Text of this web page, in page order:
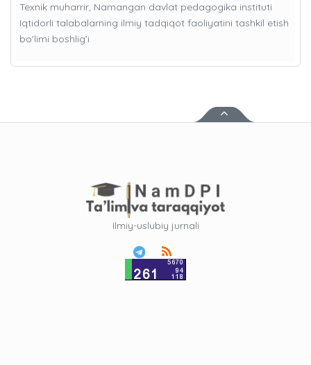
Texnik muharrir, Namangan davlat pedagogika instituti
Iqtidorli talabalarning ilmiy tadqiqot faoliyatini tashkil etish
bo'limi boshlig’i
Ilmiy-uslubiy jurnali